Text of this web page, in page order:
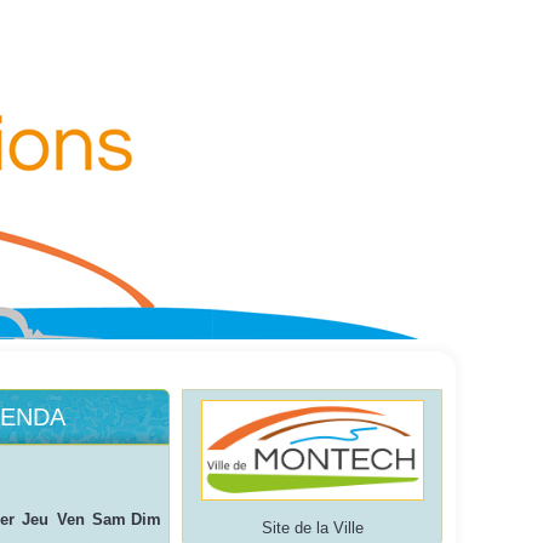
Jeu Ven Sam Dim
Site de la Ville